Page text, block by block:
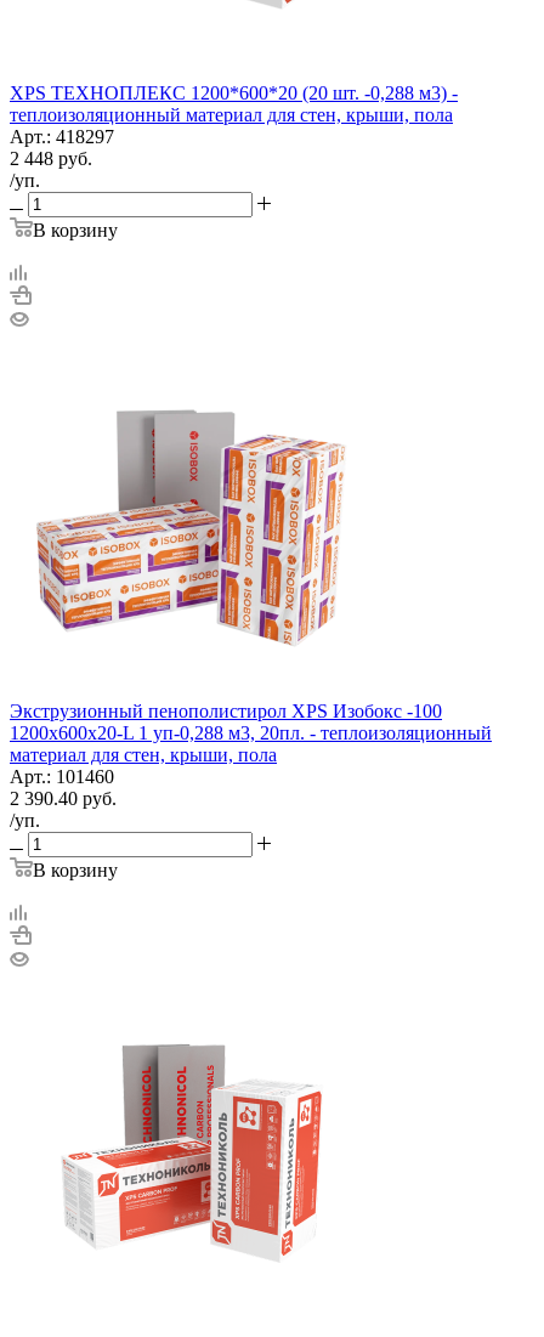
XPS ТЕХНОПЛЕКС 1200*600*20 (20 шт. -0,288 м3) -
теплоизоляционный материал для стен, крыши, пола
Арт.: 418297
2 448 руб.
/уп.
В корзину
Экструзионный пенополистирол XPS Изобокс -100
1200x600x20-L 1 уп-0,288 м3, 20пл. - теплоизоляционный
материал для стен, крыши, пола
Арт.: 101460
2 390.40 руб.
/уп.
В корзину